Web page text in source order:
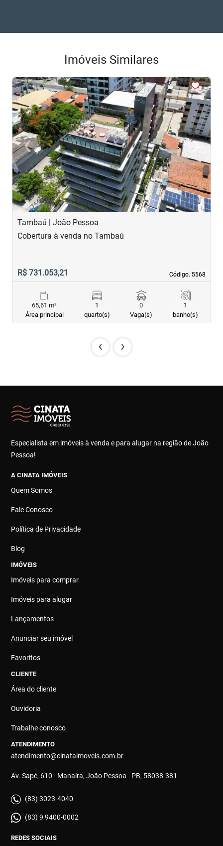
Imóveis Similares
<<<<
‹Previous ›Next
Tambaú | João Pessoa
Código. 5568
Código. 5568
Cobertura à venda no Tambaú
R$ 731.053,21
65,61 m²
Área principal
1
quarto(s)
0
Vaga(s)
1
banho(s)
‹ ›
Especialista em imóveis à venda e para alugar na região de João
Pessoa!
A CINATA IMÓVEIS
Quem Somos
Fale Conosco
Política de Privacidade
Blog
IMÓVEIS
Imóveis para comprar
Imóveis para alugar
Lançamentos
Anunciar seu imóvel
Favoritos
CLIENTE
Área do cliente
Ouvidoria
Trabalhe conosco
ATENDIMENTO
atendimento@cinataimoveis.com.br
Av. Sapé, 610 - Manaíra, João Pessoa - PB, 58038-381
(83) 3023-4040
(83) 9 9400-0002
REDES SOCIAIS